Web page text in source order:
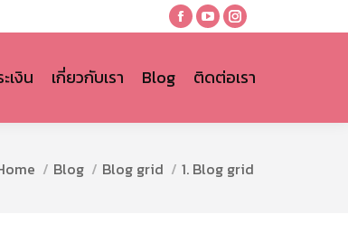
Facebook
opens
new
YouTube
opens
new
Instagram
opens
new
เงิน เกี่ยวกับเรา Blog ติดต่อเรา
are here:
Blog Blog grid 1. Blog grid